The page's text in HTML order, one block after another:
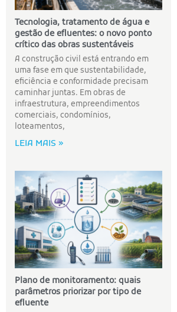
Tecnologia, tratamento de água e
gestão de efluentes: o novo ponto
crítico das obras sustentáveis
A construção civil está entrando em
uma fase em que sustentabilidade,
eficiência e conformidade precisam
caminhar juntas. Em obras de
infraestrutura, empreendimentos
comerciais, condomínios,
loteamentos,
LEIA MAIS »
Plano de monitoramento: quais
parâmetros priorizar por tipo de
efluente